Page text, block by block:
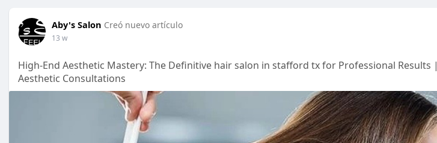
Aby's Salon Creó nuevo artículo
13 w
High-End Aesthetic Mastery: The Definitive hair salon in stafford tx for Professional Results |
Aesthetic Consultations